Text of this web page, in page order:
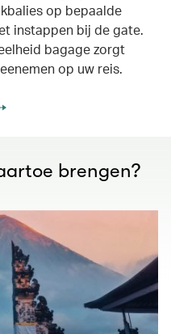
op bepaalde
instappen bij de gate.
bagage zorgt
op uw reis.
brengen?